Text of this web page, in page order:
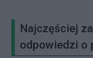
Najczęściej
odpowiedzi o